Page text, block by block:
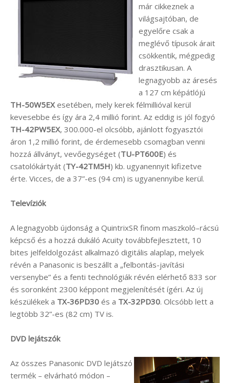
már cikkeznek a
világsajtóban, de
egyelőre csak a
meglévő típusok árait
csökkentik, mégpedig
drasztikusan. A
legnagyobb az áresés
a 127 cm képátlójú
TH-50W5EX esetében, mely kerek félmillióval kerül
kevesebbe és így ára 2,4 millió forint. Az eddig is jól fogyó
TH-42PW5EX, 300.000-el olcsóbb, ajánlott fogyasztói
áron 1,2 millió forint, de érdemesebb csomagban venni
hozzá állványt, vevőegységet (TU-PT600E) és
csatolókártyát (TY-42TM5H) kb. ugyanennyit kifizetve
érte. Vicces, de a 37”-es (94 cm) is ugyanennyibe kerül.
Televíziók
A legnagyobb újdonság a QuintrixSR finom maszkoló–rácsú
képcső és a hozzá dukáló Acuity továbbfejlesztett, 10
bites jelfeldolgozást alkalmazó digitális alaplap, melyek
révén a Panasonic is beszállt a „felbontás-javítási
versenybe” és a fenti technológiák révén elérhető 833 sor
és soronként 2300 képpont megjelenítését ígéri. Az új
készülékek a TX-36PD30 és a TX-32PD30. Olcsóbb lett a
legtöbb 32”-es (82 cm) TV is.
DVD lejátszók
Az összes Panasonic DVD lejátszó
termék – elvárható módon –